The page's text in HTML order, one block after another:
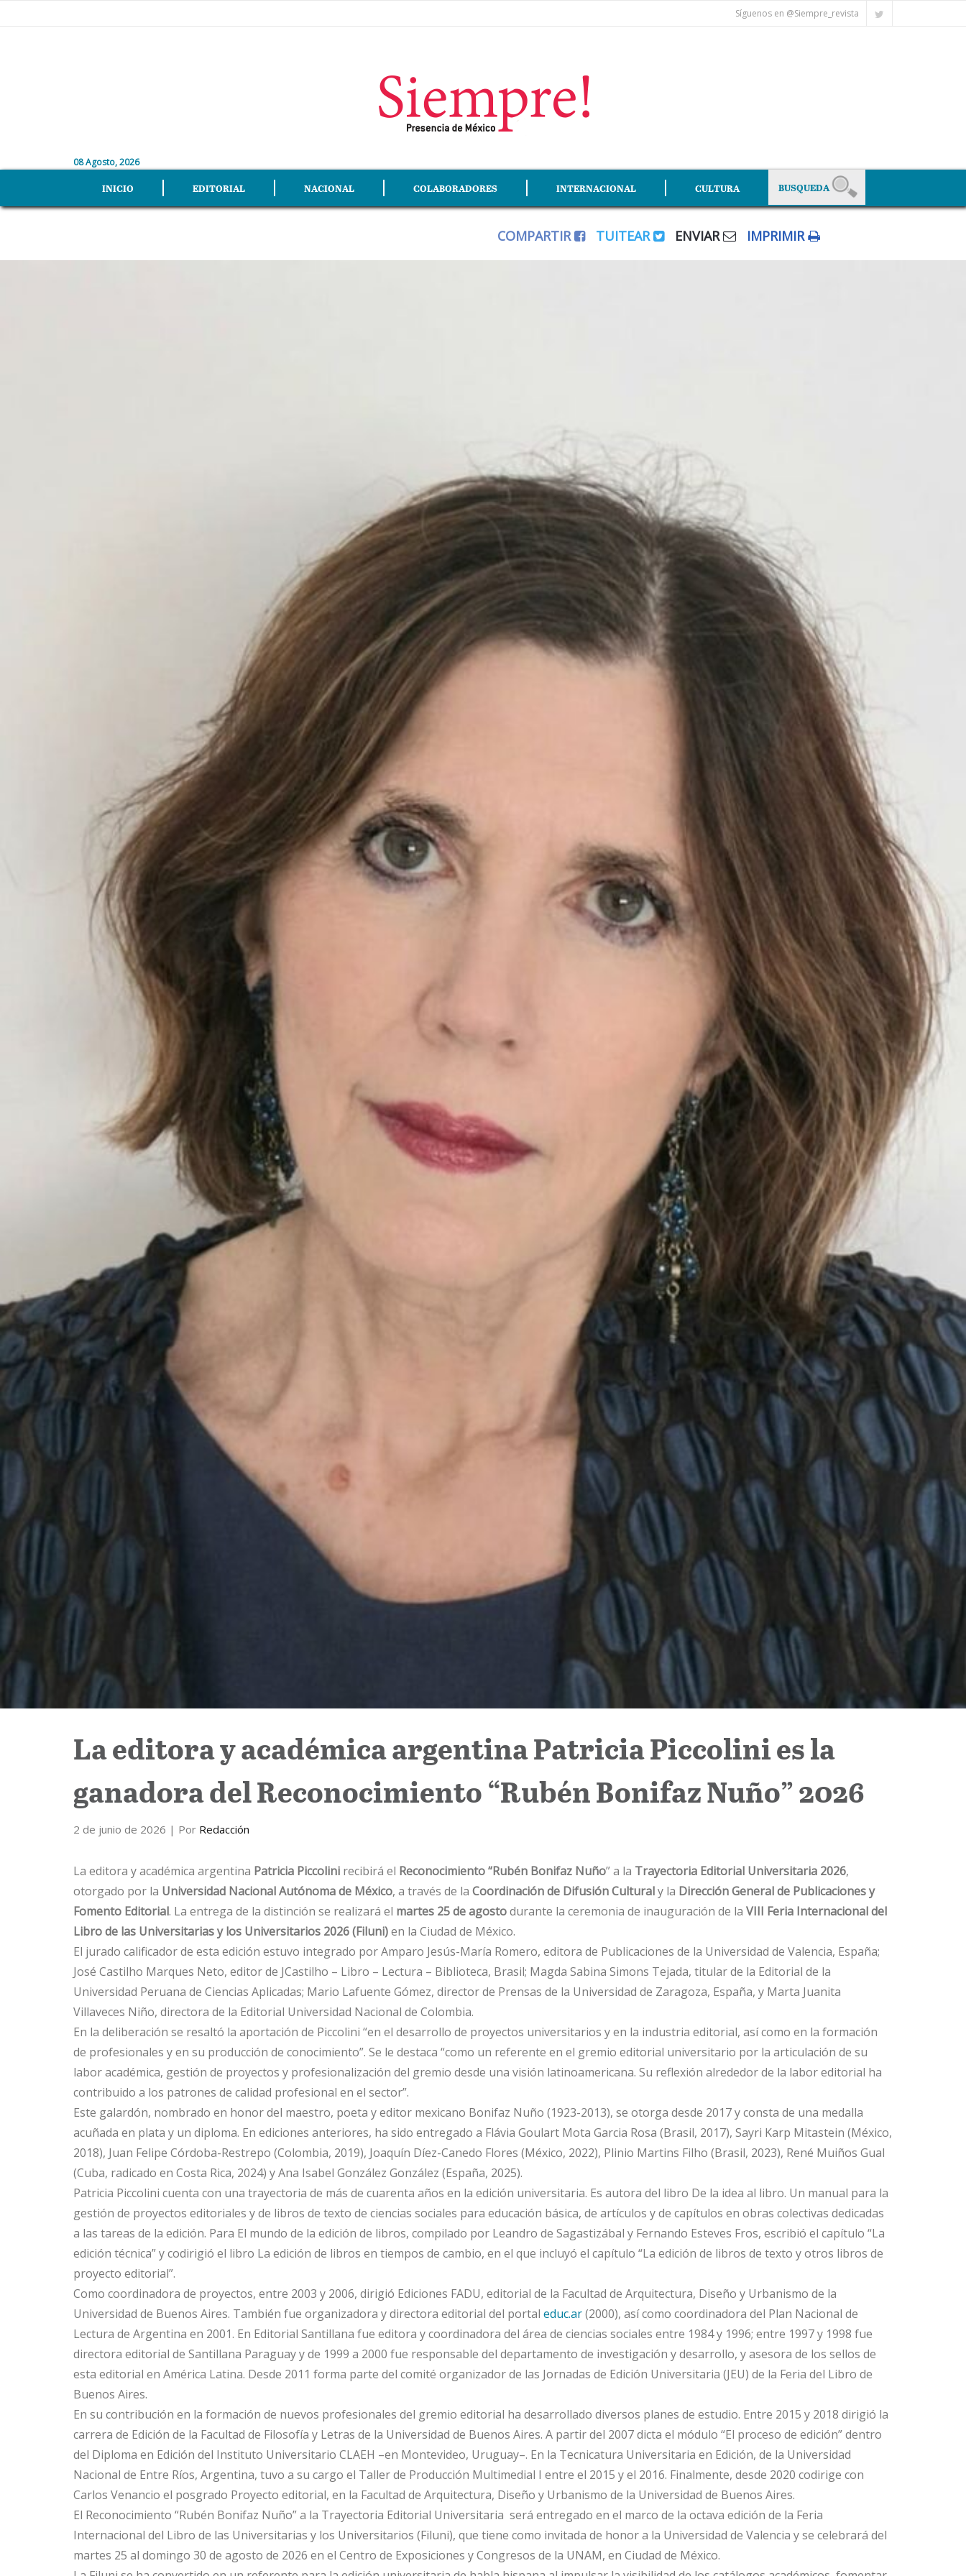
Síguenos en @Siempre_revista
08 Agosto, 2026
INICIO EDITORIAL NACIONAL COLABORADORES INTERNACIONAL CULTURA
COMPARTIR TUITEAR ENVIAR IMPRIMIR
La editora y académica argentina Patricia Piccolini es la
ganadora del Reconocimiento “Rubén Bonifaz Nuño” 2026
2 de junio de 2026 | Por Redacción
La editora y académica argentina Patricia Piccolini recibirá el Reconocimiento “Rubén Bonifaz Nuño” a la Trayectoria Editorial Universitaria 2026,
otorgado por la Universidad Nacional Autónoma de México, a través de la Coordinación de Difusión Culturaly la Dirección General de Publicaciones y
Fomento Editorial. La entrega de la distinción se realizará el martes 25 de agostodurante la ceremonia de inauguración de la VIII Feria Internacional del
Libro de las Universitarias y los Universitarios 2026 (Filuni)en la Ciudad de México.
El jurado calificador de esta edición estuvo integrado por Amparo Jesús-María Romero, editora de Publicaciones de la Universidad de Valencia, España;
José Castilho Marques Neto, editor de JCastilho – Libro – Lectura – Biblioteca, Brasil; Magda Sabina Simons Tejada, titular de la Editorial de la
Universidad Peruana de Ciencias Aplicadas; Mario Lafuente Gómez, director de Prensas de la Universidad de Zaragoza, España, y Marta Juanita
Villaveces Niño, directora de la Editorial Universidad Nacional de Colombia.
En la deliberación se resaltó la aportación de Piccolini “en el desarrollo de proyectos universitarios y en la industria editorial, así como en la formación
de profesionales y en su producción de conocimiento”. Se le destaca “como un referente en el gremio editorial universitario por la articulación de su
labor académica, gestión de proyectos y profesionalización del gremio desde una visión latinoamericana. Su reflexión alrededor de la labor editorial ha
contribuido a los patrones de calidad profesional en el sector”.
Este galardón, nombrado en honor del maestro, poeta y editor mexicano Bonifaz Nuño (1923-2013), se otorga desde 2017 y consta de una medalla
acuñada en plata y un diploma. En ediciones anteriores, ha sido entregado a Flávia Goulart Mota Garcia Rosa (Brasil, 2017), Sayri Karp Mitastein (México,
2018), Juan Felipe Córdoba-Restrepo (Colombia, 2019), Joaquín Díez-Canedo Flores (México, 2022), Plinio Martins Filho (Brasil, 2023), René Muiños Gual
(Cuba, radicado en Costa Rica, 2024) y Ana Isabel González González (España, 2025).
Patricia Piccolini cuenta con una trayectoria de más de cuarenta años en la edición universitaria. Es autora del libro De la idea al libro. Un manual para la
gestión de proyectos editoriales y de libros de texto de ciencias sociales para educación básica, de artículos y de capítulos en obras colectivas dedicadas
a las tareas de la edición. Para El mundo de la edición de libros, compilado por Leandro de Sagastizábal y Fernando Esteves Fros, escribió el capítulo “La
edición técnica” y codirigió el libro La edición de libros en tiempos de cambio, en el que incluyó el capítulo “La edición de libros de texto y otros libros de
proyecto editorial”.
Como coordinadora de proyectos, entre 2003 y 2006, dirigió Ediciones FADU, editorial de la Facultad de Arquitectura, Diseño y Urbanismo de la
Universidad de Buenos Aires. También fue organizadora y directora editorial del portal educ.ar(2000), así como coordinadora del Plan Nacional de
Lectura de Argentina en 2001. En Editorial Santillana fue editora y coordinadora del área de ciencias sociales entre 1984 y 1996; entre 1997 y 1998 fue
directora editorial de Santillana Paraguay y de 1999 a 2000 fue responsable del departamento de investigación y desarrollo, y asesora de los sellos de
esta editorial en América Latina. Desde 2011 forma parte del comité organizador de las Jornadas de Edición Universitaria (JEU) de la Feria del Libro de
Buenos Aires.
En su contribución en la formación de nuevos profesionales del gremio editorial ha desarrollado diversos planes de estudio. Entre 2015 y 2018 dirigió la
carrera de Edición de la Facultad de Filosofía y Letras de la Universidad de Buenos Aires. A partir del 2007 dicta el módulo “El proceso de edición” dentro
del Diploma en Edición del Instituto Universitario CLAEH –en Montevideo, Uruguay–. En la Tecnicatura Universitaria en Edición, de la Universidad
Nacional de Entre Ríos, Argentina, tuvo a su cargo el Taller de Producción Multimedial I entre el 2015 y el 2016. Finalmente, desde 2020 codirige con
Carlos Venancio el posgrado Proyecto editorial, en la Facultad de Arquitectura, Diseño y Urbanismo de la Universidad de Buenos Aires.
El Reconocimiento “Rubén Bonifaz Nuño” a la Trayectoria Editorial Universitaria será entregado en el marco de la octava edición de la Feria
Internacional del Libro de las Universitarias y los Universitarios (Filuni), que tiene como invitada de honor a la Universidad de Valencia y se celebrará del
martes 25 al domingo 30 de agosto de 2026 en el Centro de Exposiciones y Congresos de la UNAM, en Ciudad de México.